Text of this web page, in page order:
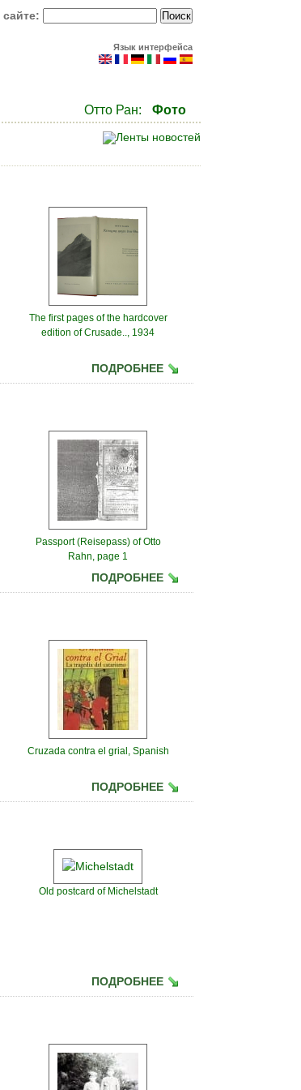
сайте:
Язык интерфейса
Отто Ран: Фото
The first pages of the hardcover
edition of Crusade.., 1934
ПОДРОБНЕЕ
Passport (Reisepass) of Otto
Rahn, page 1
ПОДРОБНЕЕ
Cruzada contra el grial, Spanish
ПОДРОБНЕЕ
Old postcard of Michelstadt
ПОДРОБНЕЕ